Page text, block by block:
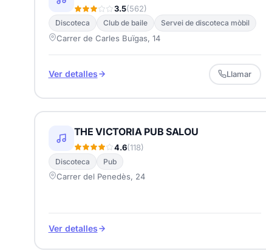
3.5(562)
Discoteca Club de baile Servei de discoteca mòbil
Carrer de Carles Buïgas, 14
Ver detalles Llamar
THE VICTORIA PUB SALOU
4.6(118)
Discoteca Pub
Carrer del Penedès, 24
Ver detalles